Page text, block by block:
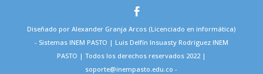
Diseñado por Alexander Granja Arcos (Licenciado en informática)
- Sistemas INEM PASTO | Luis Delfín Insuasty Rodríguez INEM
PASTO | Todos los derechos reservados 2022 |
soporte@inempasto.edu.co -